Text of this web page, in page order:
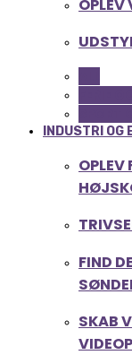
OPLEV
INDUSTRI OG
FIND
SKAB